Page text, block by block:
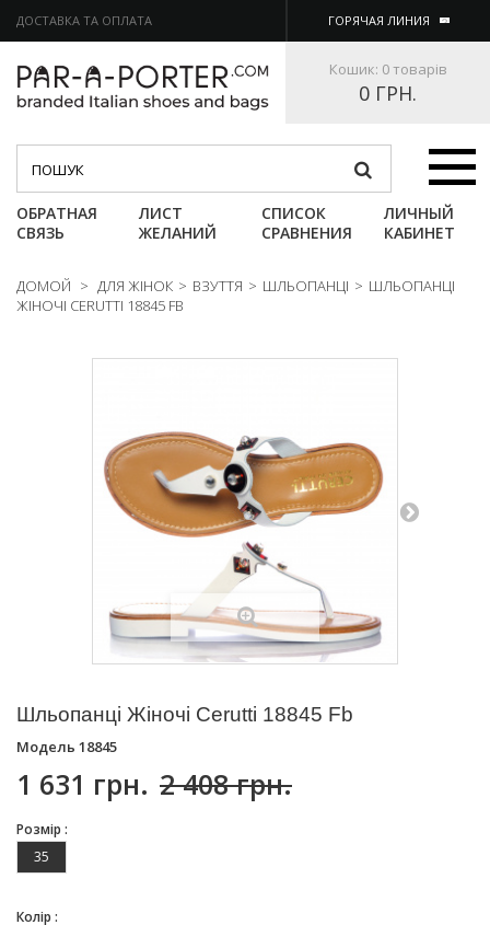
ДОСТАВКА ТА ОПЛАТА ГОРЯЧАЯ ЛИНИЯ
Кошик: 0 товарів
0 ГРН.
Категории
ОБРАТНАЯ
СВЯЗЬ
ЛИСТ
ЖЕЛАНИЙ
СПИСОК
СРАВНЕНИЯ
ЛИЧНЫЙ
КАБИНЕТ
ДОМОЙ > ДЛЯ ЖІНОК > ВЗУТТЯ > ШЛЬОПАНЦІ > ШЛЬОПАНЦІ
ЖІНОЧІ CERUTTI 18845 FB
Шльопанці Жіночі Cerutti 18845 Fb
Модель 18845
1 631 грн. 2 408 грн.
Розмір :
35
Колір :